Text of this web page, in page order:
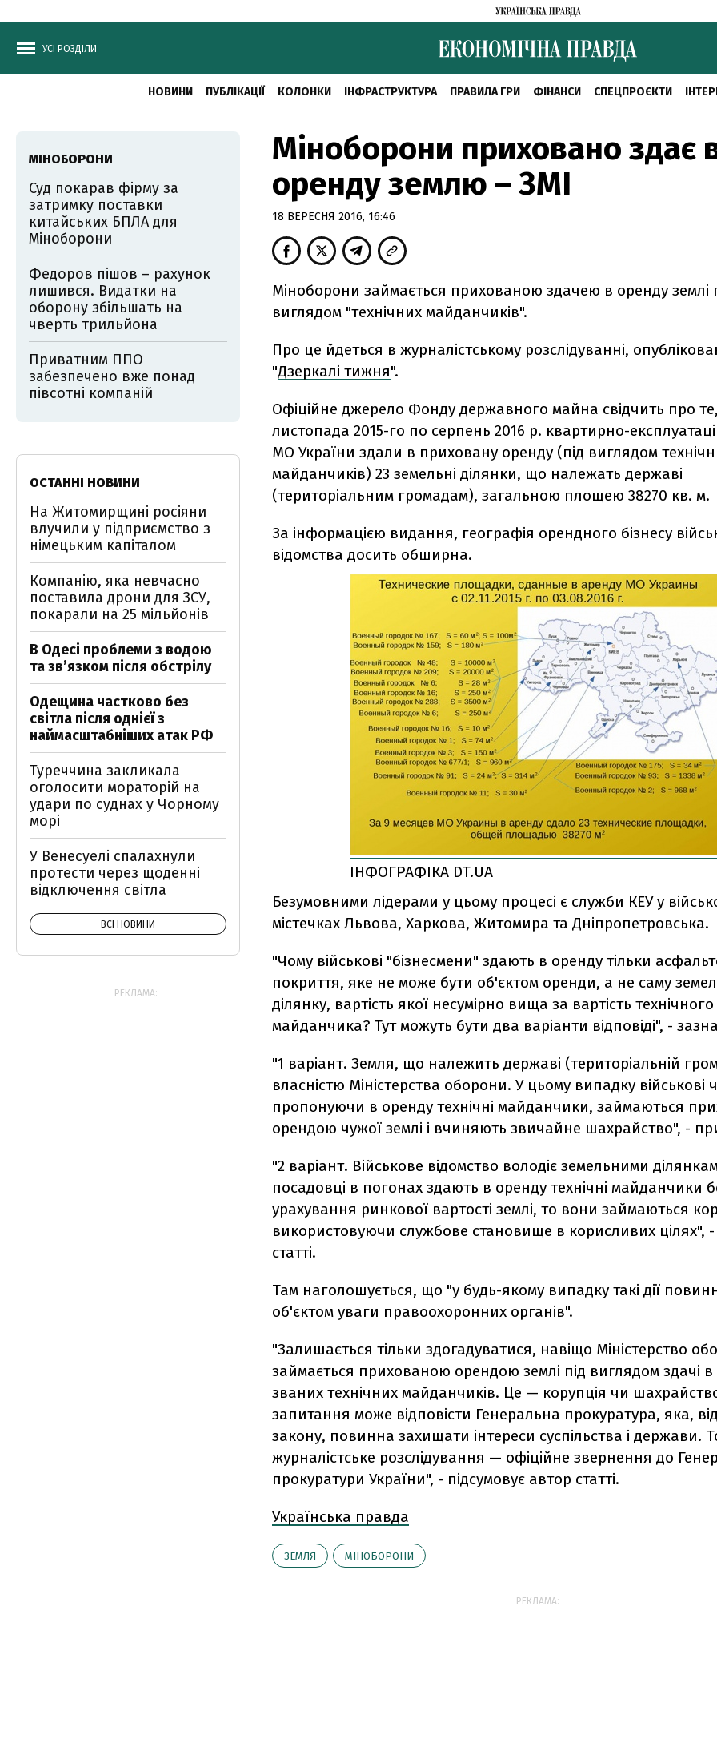
УСІ РОЗДІЛИ
НОВИНИ ПУБЛІКАЦІЇ КОЛОНКИ ІНФРАСТРУКТУРА ПРАВИЛА ГРИ ФІНАНСИ СПЕЦПРОЄКТИ
Міноборони приховано здає
оренду землю – ЗМІ
18 ВЕРЕСНЯ 2016, 16:46
Міноборони займається прихованою здачею в оренду землі
виглядом "технічних майданчиків".
Про це йдеться в журналістському розслідуванні,
"Дзеркалі тижня".
Офіційне джерело Фонду державного майна свідчить про
листопада 2015-го по серпень 2016 р. квартирно-
МО України здали в приховану оренду (під виглядом
майданчиків) 23 земельні ділянки, що належать державі
(територіальним громадам), загальною площею 38270 кв. м.
За інформацією видання, географія орендного бізнесу
відомства досить обширна.
ІНФОГРАФІКА DT.UA
Безумовними лідерами у цьому процесі є служби КЕУ у
містечках Львова, Харкова, Житомира та Дніпропетровська.
"Чому військові "бізнесмени" здають в оренду тільки
покриття, яке не може бути об'єктом оренди, а не саму
ділянку, вартість якої несумірно вища за вартість технічного
майданчика? Тут можуть бути два варіанти відповіді", -
"1 варіант. Земля, що належить державі (територіальній
власністю Міністерства оборони. У цьому випадку
пропонуючи в оренду технічні майданчики, займаються
орендою чужої землі і вчиняють звичайне шахрайство", -
"2 варіант. Військове відомство володіє земельними
посадовці в погонах здають в оренду технічні майданчики
урахування ринкової вартості землі, то вони займаються
використовуючи службове становище в корисливих цілях", -
статті.
Там наголошується, що "у будь-якому випадку такі дії
об'єктом уваги правоохоронних органів".
"Залишається тільки здогадуватися, навіщо Міністерство
займається прихованою орендою землі під виглядом здачі в
званих технічних майданчиків. Це — корупція чи
запитання може відповісти Генеральна прокуратура, яка,
закону, повинна захищати інтереси суспільства і держави.
журналістське розслідування — офіційне звернення до
прокуратури України", - підсумовує автор статті.
Українська правда
ЗЕМЛЯ МІНОБОРОНИ
РЕКЛАМА:
МІНОБОРОНИ
Суд покарав фірму за
затримку поставки
китайських БПЛА для
Міноборони
Федоров пішов – рахунок
лишився. Видатки на
оборону збільшать на
чверть трильйона
Приватним ППО
забезпечено вже понад
півсотні компаній
ОСТАННІ НОВИНИ
На Житомирщині росіяни
влучили у підприємство з
німецьким капіталом
Компанію, яка невчасно
поставила дрони для ЗСУ,
покарали на 25 мільйонів
В Одесі проблеми з водою
та звʼязком після обстрілу
Одещина частково без
світла після однієї з
наймасштабніших атак РФ
Туреччина закликала
оголосити мораторій на
удари по суднах у Чорному
морі
У Венесуелі спалахнули
протести через щоденні
відключення світла
ВСІ НОВИНИ
РЕКЛАМА: